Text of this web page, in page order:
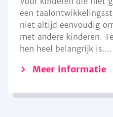
een
niet altijd eenvoudig
met andere kinderen.
hen heel belangrijk is....
Meer informatie